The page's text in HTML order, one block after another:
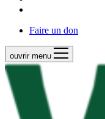
Faire un don
ouvrir menu